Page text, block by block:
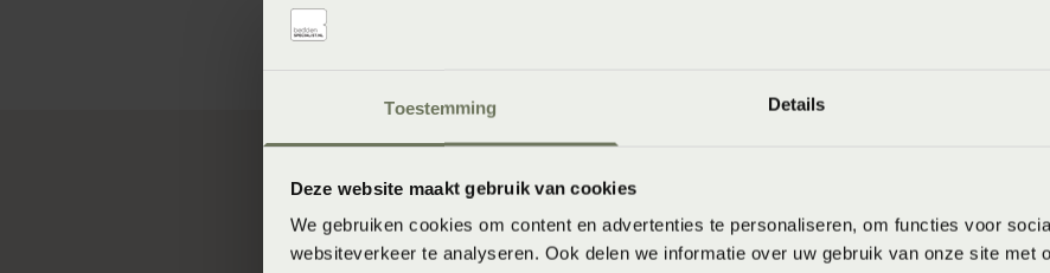
Toestemming Details
Deze website maakt gebruik van cookies
We gebruiken cookies om content en advertenties te personaliseren, om functies voor
websiteverkeer te analyseren. Ook delen we informatie over uw gebruik van onze site met
''Huisstofmijten zijn een van de meest voorkomende oorzaken van
Symptomen zoals congestie, niezen, jeukende ogen en huiduitslag